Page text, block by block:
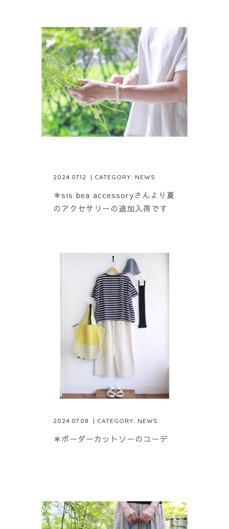
2024.07.12 | CATEGORY: NEWS
＊sis bea accessoryさんより夏
のアクセサリーの追加入荷です
2024.07.08 | CATEGORY: NEWS
＊ボーダーカットソーのコーデ